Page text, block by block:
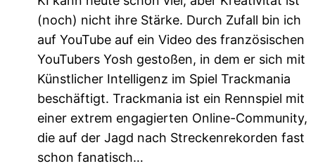
(noch) nicht ihre Stärke. Durch Zufall bin ich
auf YouTube auf ein Video des französischen
YouTubers Yosh gestoßen, in dem er sich mit
Künstlicher Intelligenz im Spiel Trackmania
beschäftigt. Trackmania ist ein Rennspiel mit
einer extrem engagierten Online-Community,
die auf der Jagd nach Streckenrekorden fast
schon fanatisch…